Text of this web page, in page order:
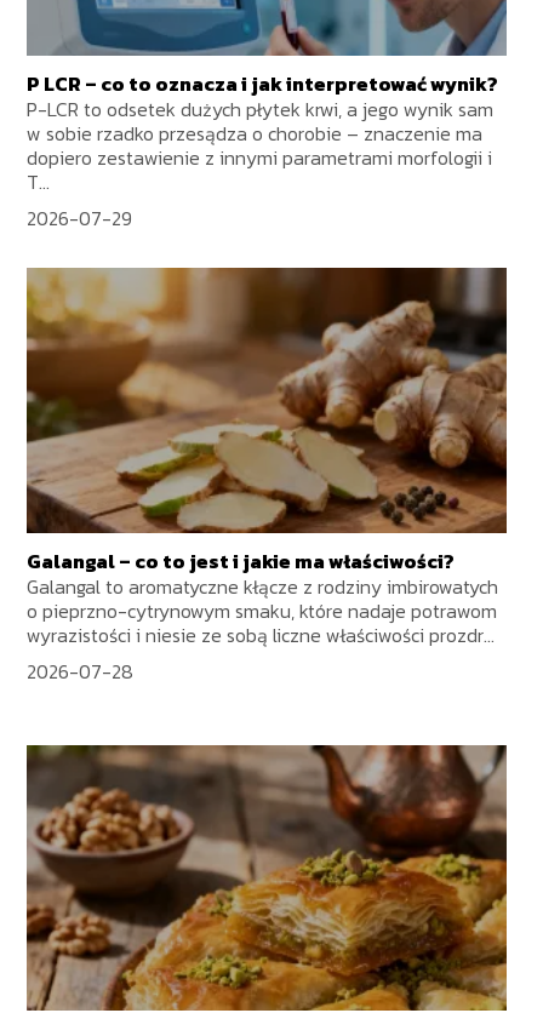
P LCR – co to oznacza i jak interpretować wynik?
P-LCR to odsetek dużych płytek krwi, a jego wynik sam
w sobie rzadko przesądza o chorobie – znaczenie ma
dopiero zestawienie z innymi parametrami morfologii i
T...
2026-07-29
Galangal – co to jest i jakie ma właściwości?
Galangal to aromatyczne kłącze z rodziny imbirowatych
o pieprzno-cytrynowym smaku, które nadaje potrawom
wyrazistości i niesie ze sobą liczne właściwości prozdr...
2026-07-28